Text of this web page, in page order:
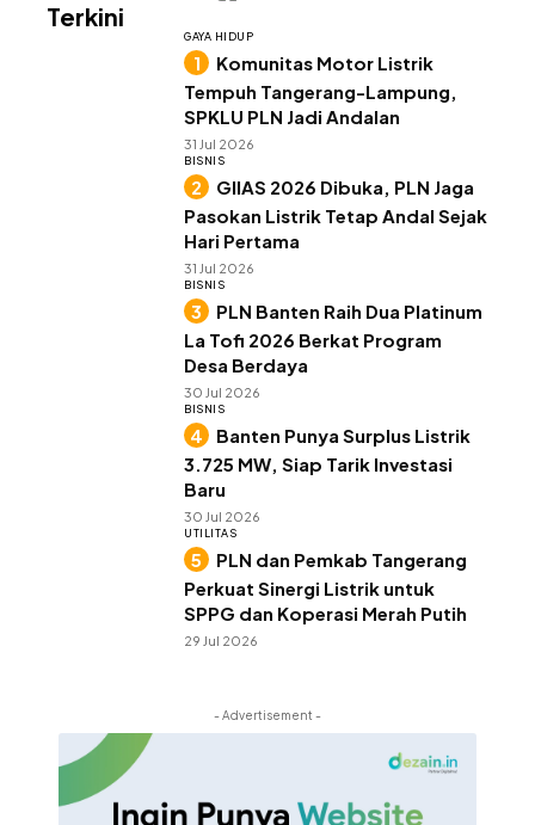
Terkini
GAYA HIDUP
Komunitas Motor Listrik
Tempuh Tangerang-Lampung,
SPKLU PLN Jadi Andalan
31 Jul 2026
BISNIS
GIIAS 2026 Dibuka, PLN Jaga
Pasokan Listrik Tetap Andal Sejak
Hari Pertama
31 Jul 2026
BISNIS
PLN Banten Raih Dua Platinum
La Tofi 2026 Berkat Program
Desa Berdaya
30 Jul 2026
BISNIS
Banten Punya Surplus Listrik
3.725 MW, Siap Tarik Investasi
Baru
30 Jul 2026
UTILITAS
PLN dan Pemkab Tangerang
Perkuat Sinergi Listrik untuk
SPPG dan Koperasi Merah Putih
29 Jul 2026
- Advertisement -